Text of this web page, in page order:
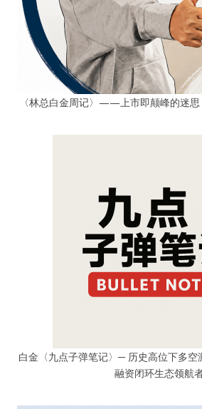
〈林总白金周记〉——上市即颠峰的迷
白金〈九点子弹笔记〉─ 历史高位下多空
融资闭环生态领航